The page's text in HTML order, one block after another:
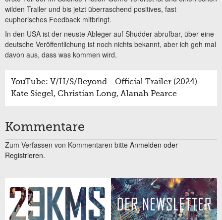
wilden Trailer und bis jetzt überraschend positives, fast
euphorisches Feedback mitbringt.
In den USA ist der neuste Ableger auf Shudder abrufbar, über eine
deutsche Veröffentlichung ist noch nichts bekannt, aber ich geh mal
davon aus, dass was kommen wird.
YouTube: V/H/S/Beyond - Official Trailer (2024)
Kate Siegel, Christian Long, Alanah Pearce
Kommentare
Zum Verfassen von Kommentaren bitte Anmelden oder
Registrieren.